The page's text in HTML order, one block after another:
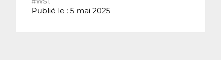
Publié le : 5 mai 2025